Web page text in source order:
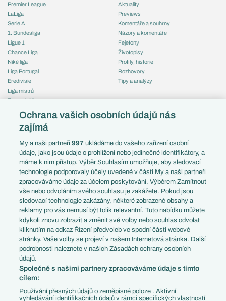
Premier League
LaLiga
Serie A
1. Bundesliga
Ligue 1
Chance Liga
Niké liga
Liga Portugal
Eredivisie
Liga mistrů
Evropská liga
Mistrovství světa
Liga národů
Témata
Představení týmů MS
EuroSkauting
PL v kostce
Evropské koeficienty
Přestupy
Přestupové spekulace
Zranění
Kluby
Arsenal FC
Chelsea FC
Manchester United
AC Milán
Juventus FC
Bayern Mnichov
Aktuality
Previews
Komentáře a souhrny
Názory a komentáře
Fejetony
Životopisy
Profily, historie
Rozhovory
Tipy a analýzy
Česko
Francie
Itálie
Německo
Španělsko
Argentina
Brazílie
Přestupy
Zápasy
Livescore
Tipovací soutěž
Ochrana vašich osobních údajů nás
zajímá
My a naši partneři997 ukládáme do vašeho zařízení osobní
údaje, jako jsou údaje o prohlížení nebo jedinečné identifikátory, a
máme k nim přístup. Výběr Souhlasím umožňuje, aby sledovací
technologie podporovaly účely uvedené v části My a naši partneři
zpracováváme údaje za účelem poskytování. Výběrem Zamítnout
vše nebo odvoláním svého souhlasu je zakážete. Pokud jsou
sledovací technologie zakázány, některé zobrazené obsahy a
reklamy pro vás nemusí být tolik relevantní. Tuto nabídku můžete
kdykoli znovu zobrazit a změnit své volby nebo souhlas odvolat
kliknutím na odkaz Řízení předvoleb ve spodní části webové
stránky. Vaše volby se projeví v našem Internetová stránka. Další
podrobnosti naleznete v našich Zásadách ochrany osobních
údajů.
Společně s našimi partnery zpracováváme údaje s tímto
cílem:
Používání přesných údajů o zeměpisné poloze . Aktivní
vyhledávání identifikačních údajů v rámci specifických vlastností